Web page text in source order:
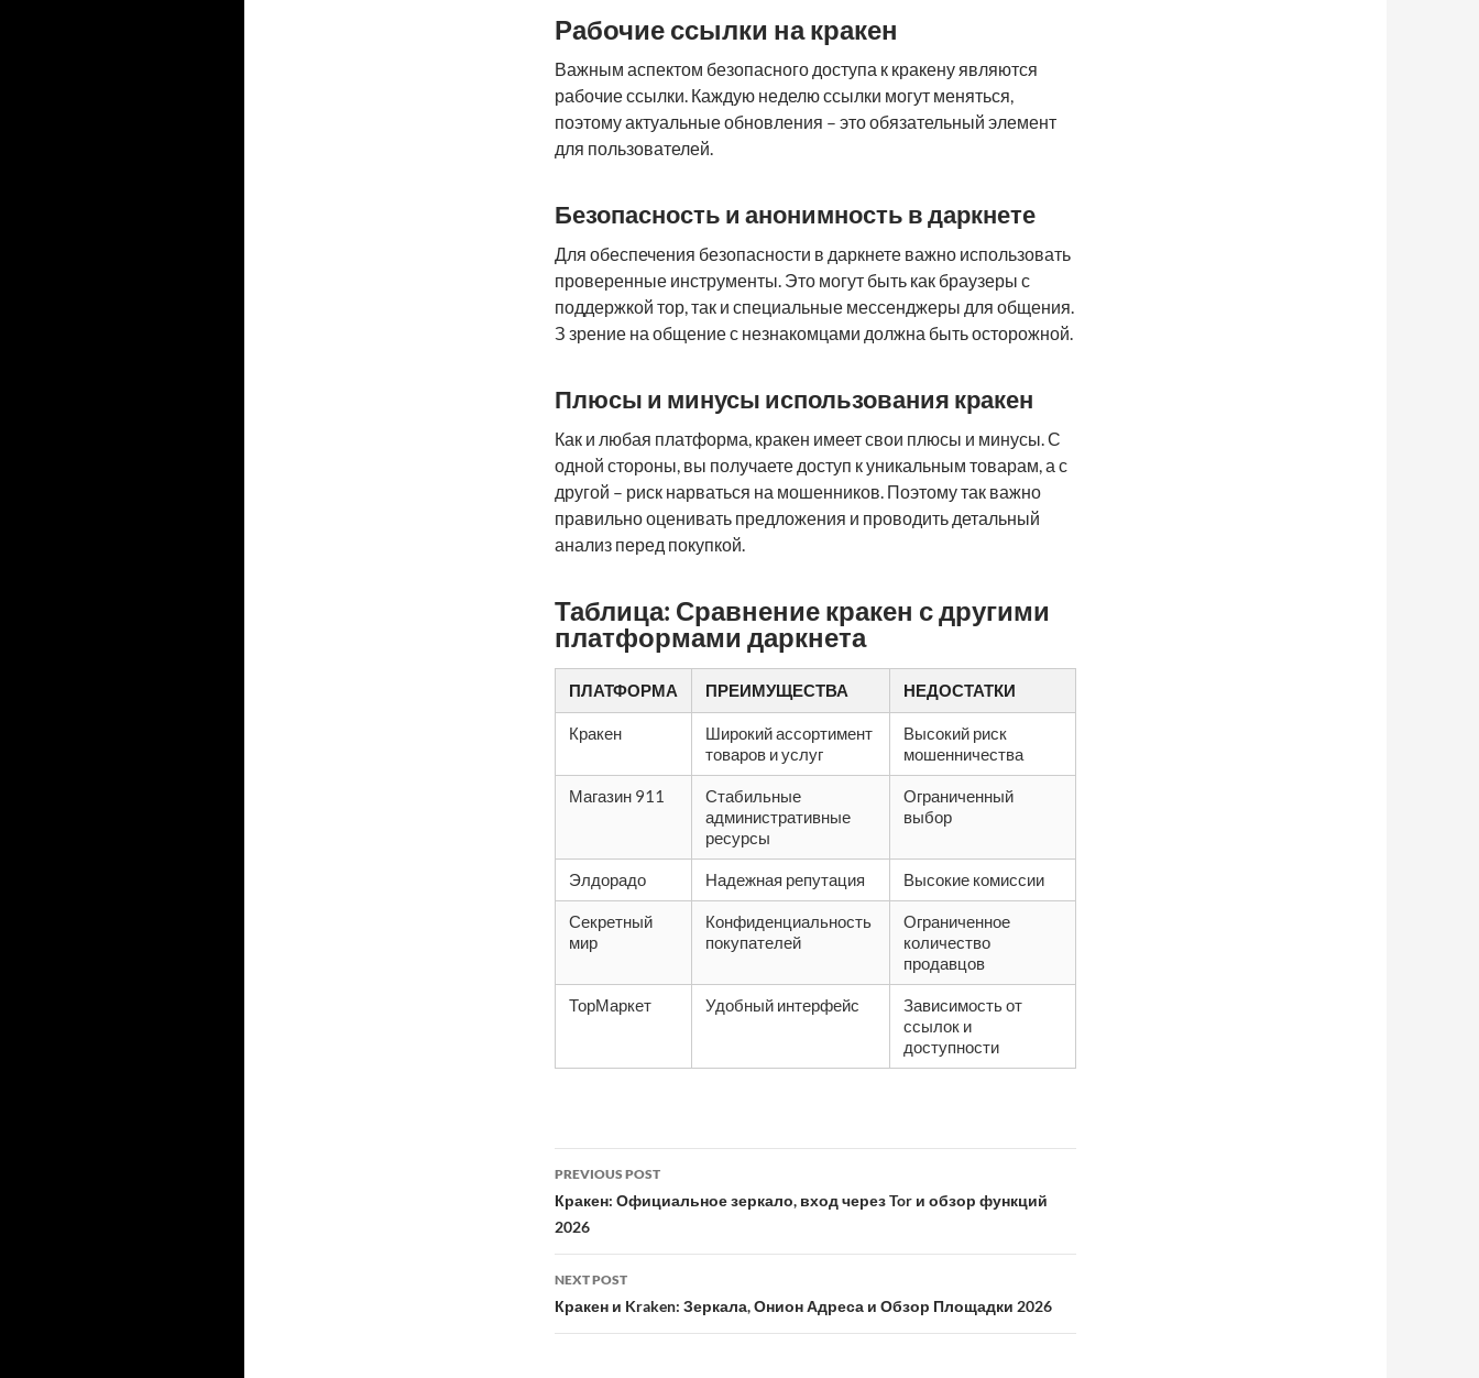
Рабочие ссылки на кракен
Важным аспектом безопасного доступа к кракену являются
рабочие ссылки. Каждую неделю ссылки могут меняться,
поэтому актуальные обновления – это обязательный элемент
для пользователей.
Безопасность и анонимность в даркнете
Для обеспечения безопасности в даркнете важно использовать
проверенные инструменты. Это могут быть как браузеры с
поддержкой тор, так и специальные мессенджеры для общения.
З зрение на общение с незнакомцами должна быть осторожной.
Плюсы и минусы использования кракен
Как и любая платформа, кракен имеет свои плюсы и минусы. С
одной стороны, вы получаете доступ к уникальным товарам, а с
другой – риск нарваться на мошенников. Поэтому так важно
правильно оценивать предложения и проводить детальный
анализ перед покупкой.
Таблица: Сравнение кракен с другими
платформами даркнета
ПЛАТФОРМА ПРЕИМУЩЕСТВА НЕДОСТАТКИ
Кракен
Широкий ассортимент
товаров и услуг
Высокий риск
мошенничества
Магазин 911
Стабильные
административные
ресурсы
Ограниченный
выбор
Элдорадо Надежная репутация Высокие комиссии
Секретный
мир
Конфиденциальность
покупателей
Ограниченное
количество
продавцов
ТорМаркет Удобный интерфейс
Зависимость от
ссылок и
доступности
Post
navigation
PREVIOUS POST
Кракен: Официальное зеркало, вход через Tor и обзор функций
2026
NEXT POST
Кракен и Kraken: Зеркала, Онион Адреса и Обзор Площадки 2026